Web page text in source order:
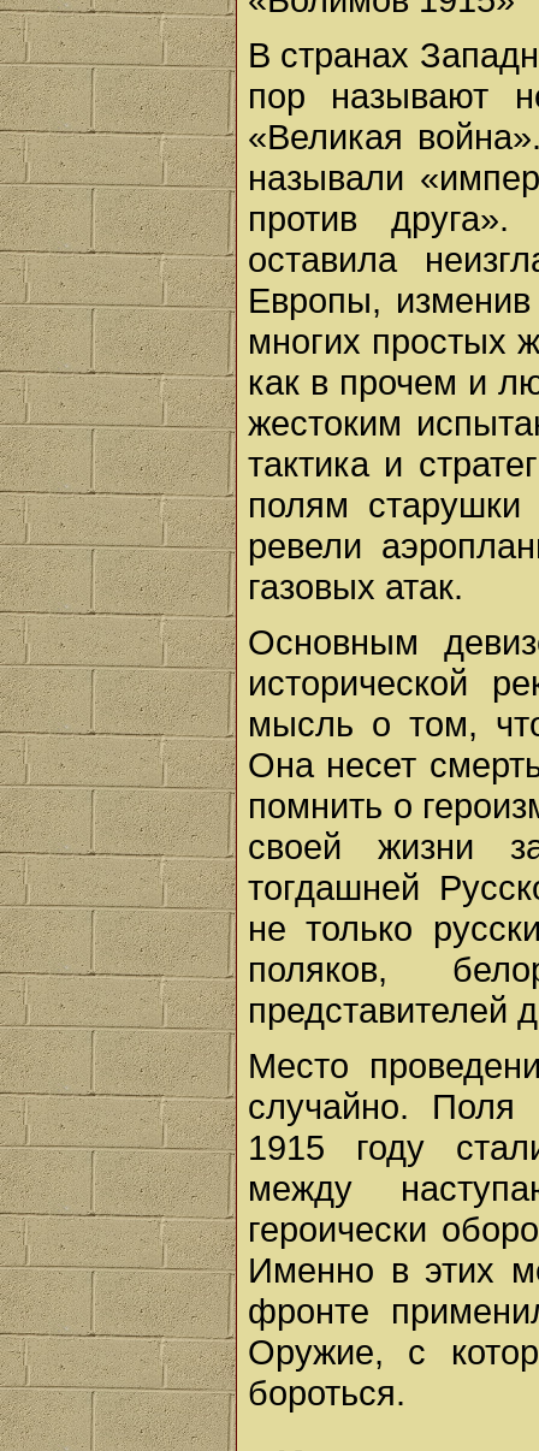
В странах
пор называют
«Великая
называли
против
оставила
Европы,
многих простых
как в прочем и
жестоким
тактика и
полям
ревели
газовых атак.
Основным
исторической
мысль о том,
Она несет
помнить о
своей жизни
тогдашней
не только
поляков,
представителей
Место
случайно. Поля
1915 году
между
героически
Именно в этих
фронте
Оружие, с
бороться.